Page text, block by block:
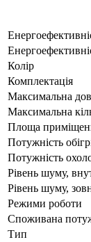
Колір
Комплектація
Максимальна
Максимальна
Площа
Потужність
Потужність
Рівень шуму,
Рівень шуму,
Режими роботи
Споживана
Тип